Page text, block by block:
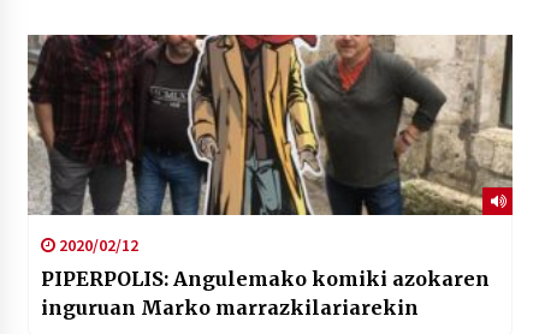
2020/02/12
PIPERPOLIS: Angulemako komiki azokaren
inguruan Marko marrazkilariarekin